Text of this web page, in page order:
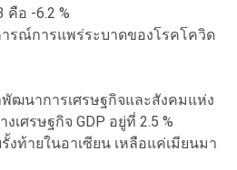
คือ -6.2 %
รณ์การแพร่ระบาดของโรคโควิด
ฒนาการเศรษฐกิจและสังคมแห่ง
เศรษฐกิจ GDP อยู่ที่ 2.5 %
งท้ายในอาเซียน เหลือแค่เมียนมา